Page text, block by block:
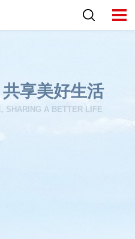
享美好生活
SHARING A BETTER LIFE